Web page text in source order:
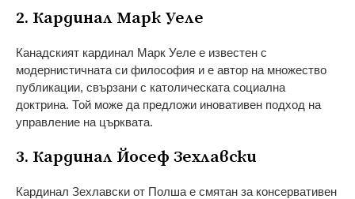
2. Кардинал Марк Уеле
Канадският кардинал Марк Уеле е известен с
модернистичната си философия и е автор на множество
публикации, свързани с католическата социална
доктрина. Той може да предложи иновативен подход на
управление на църквата.
3. Кардинал Йосеф Зехлавски
Кардинал Зехлавски от Полша е смятан за консервативен